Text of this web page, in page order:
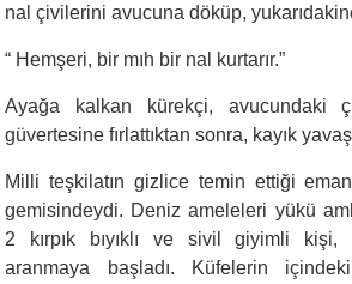
nal çivilerini avucuna döküp,
“ Hemşeri, bir mıh bir nal kurtarır.”
Ayağa kalkan kürekçi, avucundaki
güvertesine fırlattıktan sonra, kayık
Milli teşkilatın gizlice temin ettiği
gemisindeydi. Deniz ameleleri yükü
2 kırpık bıyıklı ve sivil giyimli kişi,
aranmaya başladı. Küfelerin içindeki